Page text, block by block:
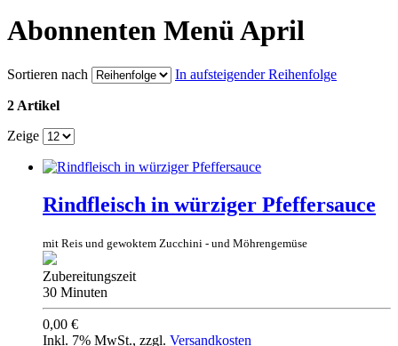
Abonnenten Menü April
Sortieren nach In aufsteigender Reihenfolge
2 Artikel
Zeige
Rindfleisch in würziger Pfeffersauce
mit Reis und gewoktem Zucchini - und Möhrengemüse
Zubereitungszeit
30 Minuten
0,00 €
Inkl. 7% MwSt., zzgl. Versandkosten